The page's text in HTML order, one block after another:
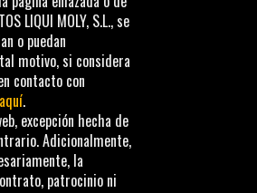
LIQUI MOLY, S.L., se
o puedan
motivo, si considera
contacto con
.
excepción hecha de
Adicionalmente,
la
patrocinio ni